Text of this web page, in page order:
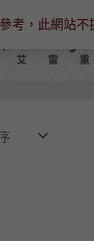
考，此網站不